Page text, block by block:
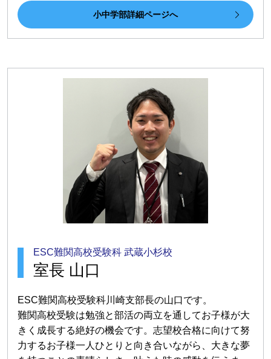
小中学部詳細ページへ
ESC難関高校受験科 武蔵小杉校
室長 山口
ESC難関高校受験科川崎支部長の山口です。
難関高校受験は勉強と部活の両立を通してお子様が大
きく成長する絶好の機会です。志望校合格に向けて努
力するお子様一人ひとりと向き合いながら、大きな夢